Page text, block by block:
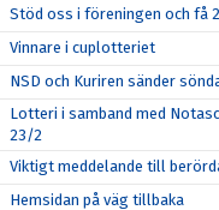
Stöd oss i föreningen och få
Vinnare i cuplotteriet
NSD och Kuriren sänder
Lotteri i samband med
23/2
Viktigt meddelande till
Hemsidan på väg tillbaka